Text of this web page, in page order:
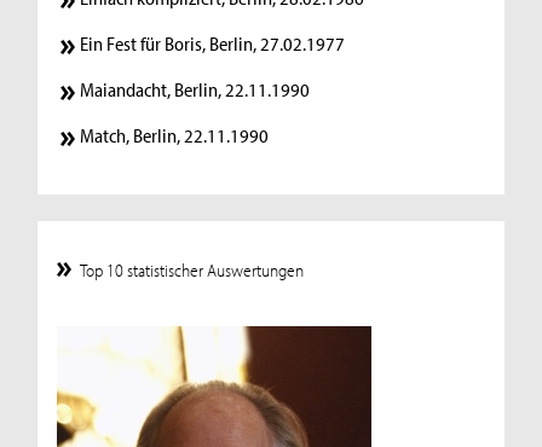
Ein Fest für Boris, Berlin, 27.02.1977
Maiandacht, Berlin, 22.11.1990
Match, Berlin, 22.11.1990
Top 10 statistischer Auswertungen